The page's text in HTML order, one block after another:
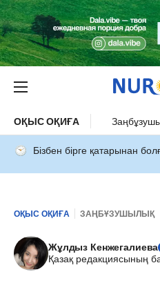
ОҚЫС ОҚИҒА
Бізбен бірге қатарынан
ОҚЫС ОҚИҒА ЗАҢБҰЗУШЫЛЫҚ
Жұлдыз Кенжегалиева
Қазақ редакциясының